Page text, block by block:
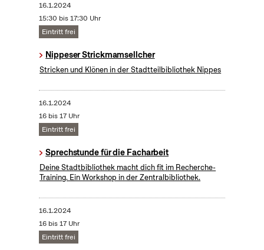
16.1.2024
15:30 bis 17:30 Uhr
Eintritt frei
Nippeser Strickmamsellcher
Stricken und Klönen in der Stadtteilbibliothek Nippes
16.1.2024
16 bis 17 Uhr
Eintritt frei
Sprechstunde für die Facharbeit
Deine Stadtbibliothek macht dich fit im Recherche-
Training. Ein Workshop in der Zentralbibliothek.
16.1.2024
16 bis 17 Uhr
Eintritt frei